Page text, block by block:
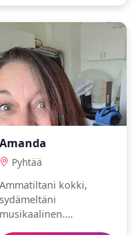
Amanda
Pyhtää
Ammatiltani kokki,
sydämeltäni
musikaalinen.